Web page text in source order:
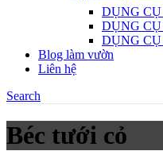
DỤNG
DỤNG
DỤNG
Blog làm vườn
Liên hệ
Search
Béc tưới cỏ